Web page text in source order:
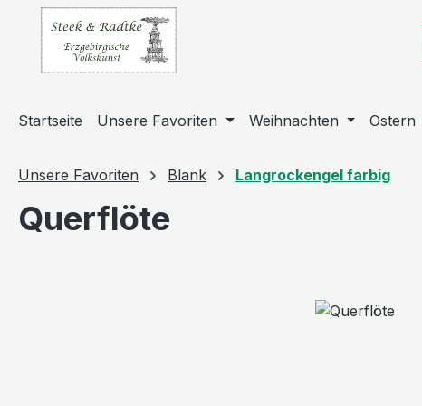
Hauptinhalt springen
Zur Suche springen
Zur Hauptnavigation springen
Startseite Unsere Favoriten Weihnachten Ostern
Unsere Favoriten Blank Langrockengel farbig
Querflöte